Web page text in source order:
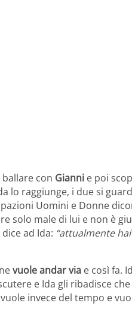
con Gianni e poi
lo raggiunge, i due si
Uomini e Donne
solo male di lui e non è
ad Ida: “attualmente
vuole andar via e così fa.
e Ida gli ribadisce che
invece del tempo e